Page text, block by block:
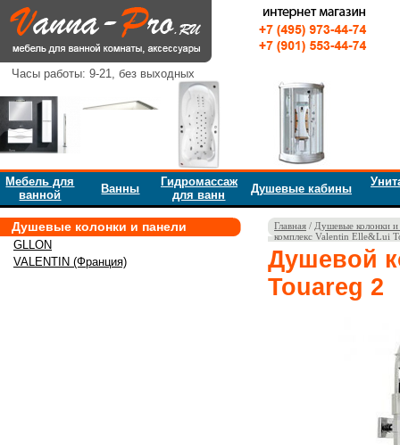
Часы работы: 9-21, без выходных
Мебель для
ванной
Ванны
Гидромассаж
для ванн
Душевые кабины
Душевые колонки и панели
GLLON
VALENTIN (Франция)
Главная / Душевые колонки и
комплекс Valentin Elle&Lui
Душевой
Touareg 2